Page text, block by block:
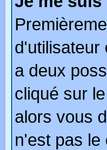
d'utilisateur
a deux
cliqué sur
alors vous
n'est pas le